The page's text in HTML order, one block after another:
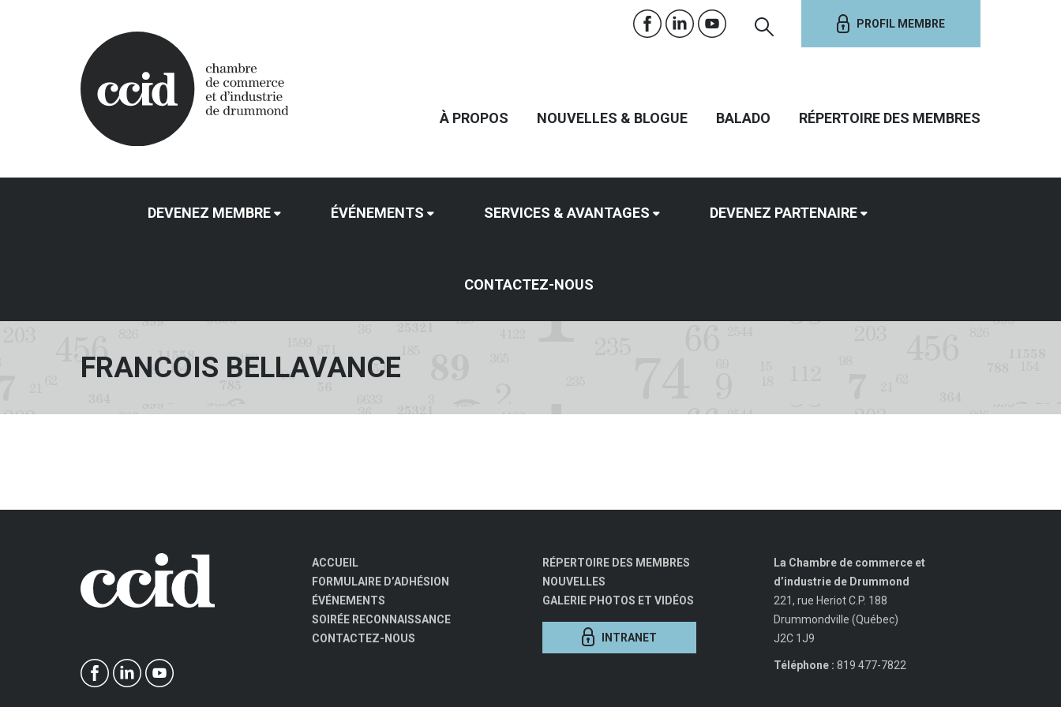
PROFIL MEMBRE
À PROPOS NOUVELLES & BLOGUE BALADO RÉPERTOIRE DES MEMBRES
DEVENEZ MEMBRE ÉVÉNEMENTS SERVICES & AVANTAGES DEVENEZ PARTENAIRE
CONTACTEZ-NOUS
FRANCOIS BELLAVANCE
ACCUEIL
FORMULAIRE D’ADHÉSION
ÉVÉNEMENTS
SOIRÉE RECONNAISSANCE
CONTACTEZ-NOUS
RÉPERTOIRE DES MEMBRES
NOUVELLES
GALERIE PHOTOS ET VIDÉOS
INTRANET
La Chambre de commerce et
d’industrie de Drummond
221, rue Heriot C.P. 188
Drummondville (Québec)
J2C 1J9
Téléphone : 819 477-7822